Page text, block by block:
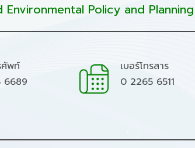
Policy and Planning
ศัพท์
6689
เบอร์โทรสาร
0 2265 6511